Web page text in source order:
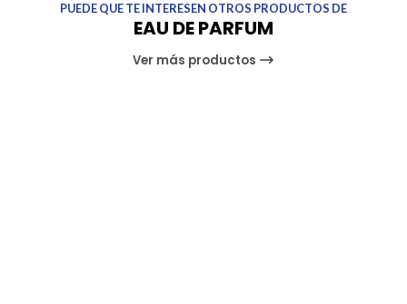
PUEDE QUE TE INTERESEN OTROS PRODUCTOS DE
EAU DE PARFUM
Ver más productos